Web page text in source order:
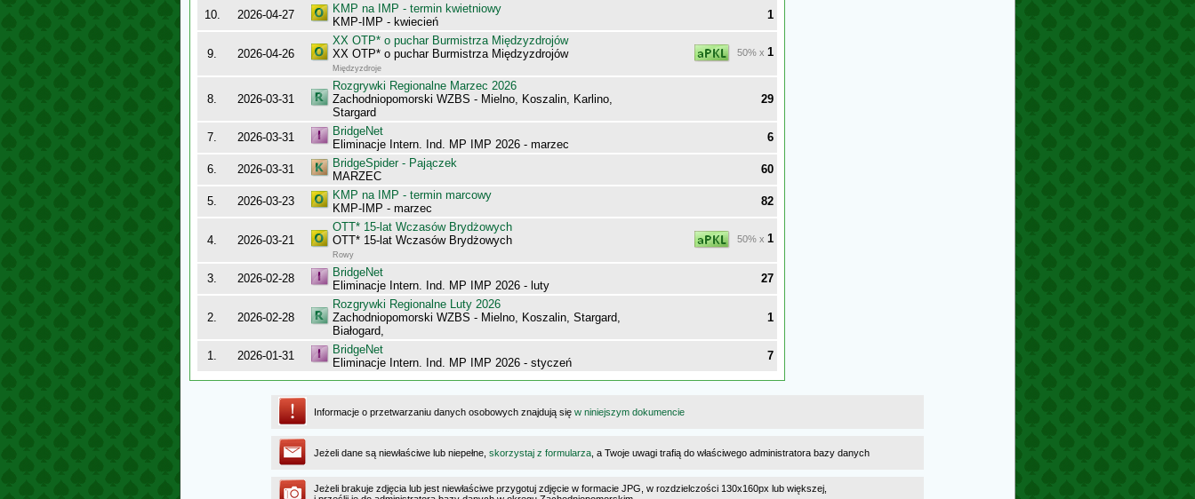
10. 2026-04-27
KMP na IMP - termin kwietniowy
KMP-IMP - kwiecień
1
9. 2026-04-26
XX OTP* o puchar Burmistrza Międzyzdrojów
XX OTP* o puchar Burmistrza Międzyzdrojów
Międzyzdroje
50% x 1
8. 2026-03-31
Rozgrywki Regionalne Marzec 2026
Zachodniopomorski WZBS - Mielno, Koszalin, Karlino,
Stargard
29
7. 2026-03-31
BridgeNet
Eliminacje Intern. Ind. MP IMP 2026 - marzec
6
6. 2026-03-31
BridgeSpider - Pajączek
MARZEC
60
5. 2026-03-23
KMP na IMP - termin marcowy
KMP-IMP - marzec
82
4. 2026-03-21
OTT* 15-lat Wczasów Brydżowych
OTT* 15-lat Wczasów Brydżowych
Rowy
50% x 1
3. 2026-02-28
BridgeNet
Eliminacje Intern. Ind. MP IMP 2026 - luty
27
2. 2026-02-28
Rozgrywki Regionalne Luty 2026
Zachodniopomorski WZBS - Mielno, Koszalin, Stargard,
Białogard,
1
1. 2026-01-31
BridgeNet
Eliminacje Intern. Ind. MP IMP 2026 - styczeń
7
Informacje o przetwarzaniu danych osobowych znajdują się w niniejszym dokumencie
Jeżeli dane są niewłaściwe lub niepełne, skorzystaj z formularza , a Twoje uwagi trafią do właściwego administratora bazy danych
Jeżeli brakuje zdjęcia lub jest niewłaściwe przygotuj zdjęcie w formacie JPG, w rozdzielczości 130x160px lub większej,